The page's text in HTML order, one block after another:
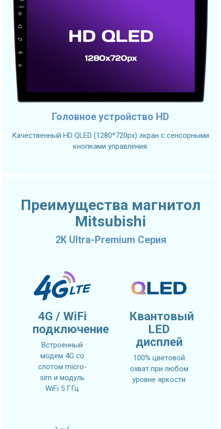
Головное устройство HD
Качественный HD QLED (1280*720px) экран с сенсорными
кнопками управления.
Преимущества магнитол
Mitsubishi
2K Ultra-Premium Серия
4G / WiFi
подключение
Встроенный
модем 4G со
слотом micro-
sim и модуль
WiFi 5 ГГц
Квантовый
LED
дисплей
100% цветовой
охват при любом
уровне яркости